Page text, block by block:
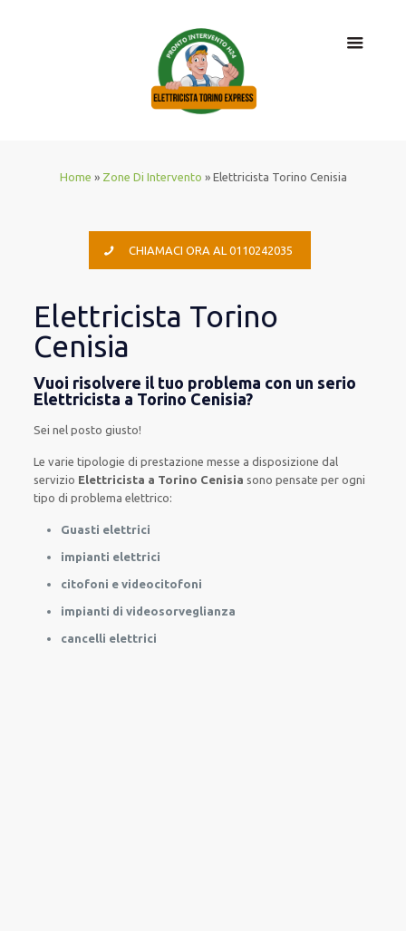
Home » Zone Di Intervento » Elettricista Torino Cenisia
CHIAMACI ORA AL 0110242035
Elettricista Torino
Cenisia
Vuoi risolvere il tuo problema con un serio
Elettricista a Torino Cenisia?
Sei nel posto giusto!
Levarie tipologie diprestazione messe a disposizione dal
servizio Elettricista a Torino Cenisia sonopensate perogni
tipo di problema elettrico:
Guasti elettrici
impianti elettrici
citofoni e videocitofoni
impianti di videosorveglianza
cancelli elettrici